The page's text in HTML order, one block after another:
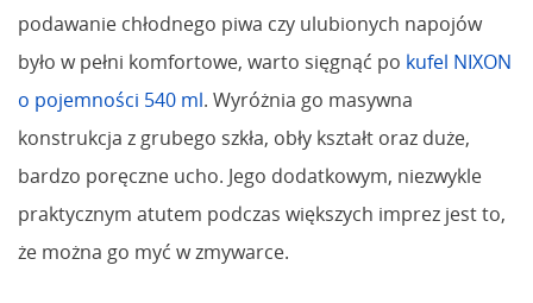
podawanie chłodnego piwa czy ulubionych napojów
było w pełni komfortowe, warto sięgnąć po kufel NIXON
o pojemności 540 ml. Wyróżnia go masywna
konstrukcja z grubego szkła, obły kształt oraz duże,
bardzo poręczne ucho. Jego dodatkowym, niezwykle
praktycznym atutem podczas większych imprez jest to,
że można go myć w zmywarce.